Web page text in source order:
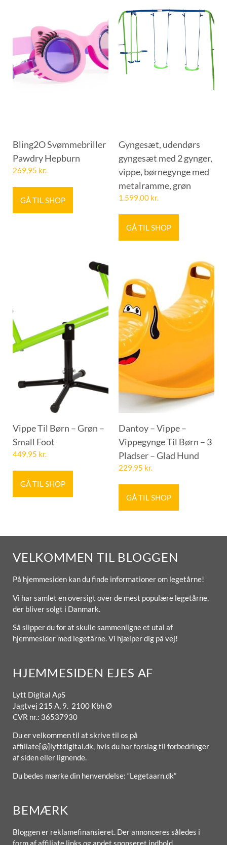
Bling2O Svømmebriller
Pawdry Hepburn
269,95 kr.
GÅ TIL SHOP
Gyngesæt, udendørs
gyngesæt med 2 gynger,
vippe, børnegynge med
metalramme, grøn
1.599,00 kr.
GÅ TIL SHOP
Vippe Til Børn – Grøn –
Small Foot
449,95 kr.
GÅ TIL SHOP
Dantoy – Vippe –
Vippegynge Til Børn – 3
Pladser – Glad Hund
229,95 kr.
GÅ TIL SHOP
VELKOMMEN TIL BLOGGEN
På hjemmesiden kan du finde informationer om legetårne!
Vi har samlet en oversigt over de mest populære legetårne,
der bliver solgt i Danmark.
Så slipper du for at skulle sammenligne et utal af
hjemmesider med legetårne. Vi hjælper dig på vej!
HJEMMESIDEN EJES AF
Lytt Digital ApS
Jagtvej 215 A, 9. 2100 Kbh Ø
CVR nr.: 36537930
Du er velkommen til at skrive til os på
affiliate[@]lyttdigital.dk, hvis du har forslag til forbedringer
af siden eller lignende.
Du bedes mærke din henvendelse: “Legetaarn.dk”
BEMÆRK
Bloggen er reklamefinansieret. Der annonceres således i
form af affiliate links og andet sponseret indhold.